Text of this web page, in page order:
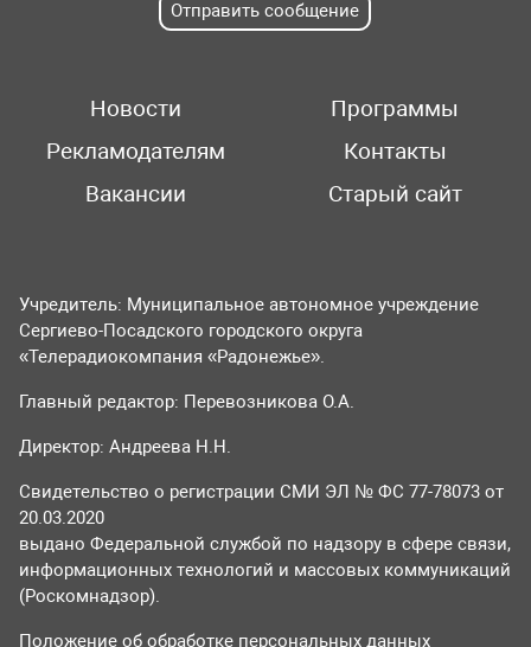
Отправить сообщение
Новости
Программы
Рекламодателям
Контакты
Вакансии
Старый сайт
Учредитель: Муниципальное автономное учреждение
Сергиево-Посадского городского округа
«Телерадиокомпания «Радонежье».
Главный редактор: Перевозникова О.А.
Директор: Андреева Н.Н.
Свидетельство о регистрации СМИ ЭЛ № ФС 77-78073 от
20.03.2020
выдано Федеральной службой по надзору в сфере связи,
информационных технологий и массовых коммуникаций
(Роскомнадзор).
Положение об обработке персональных данных